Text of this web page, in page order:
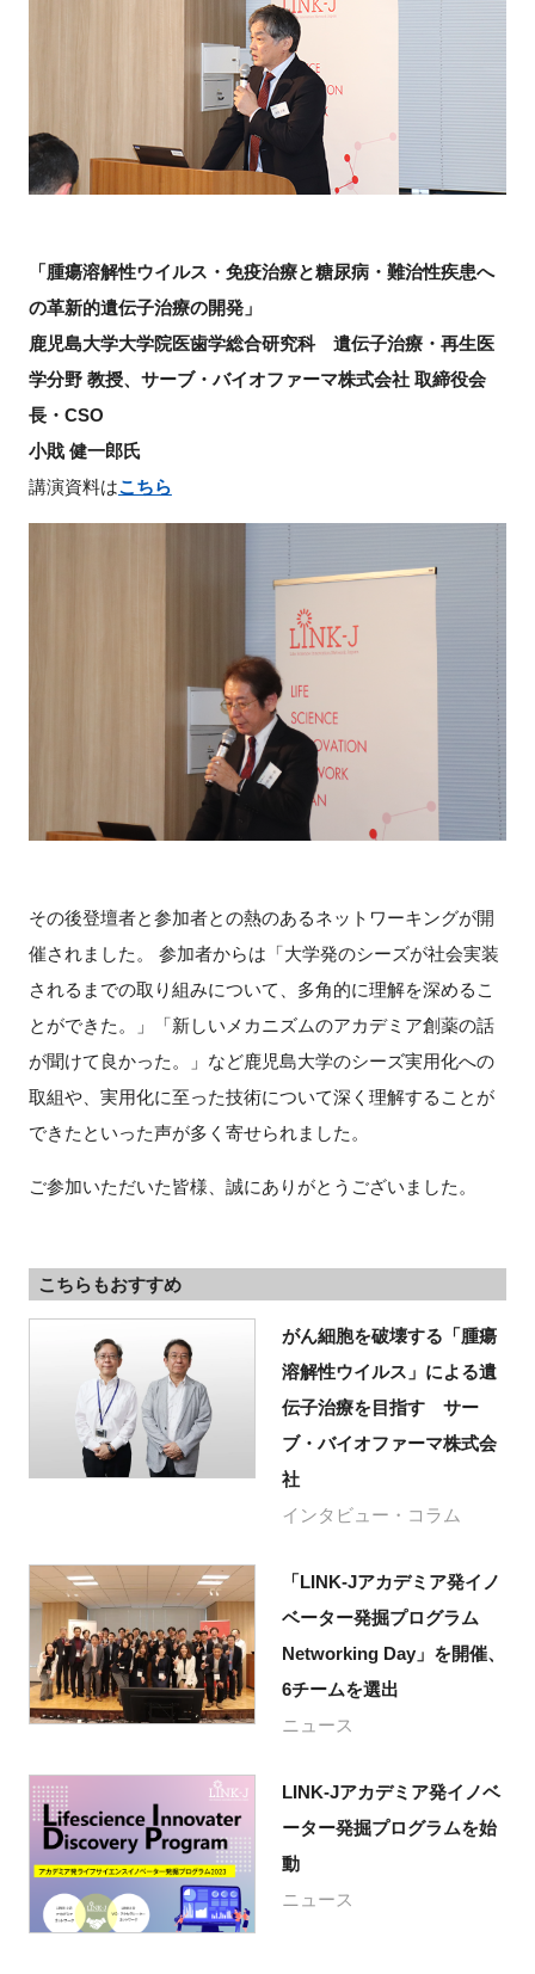
「腫瘍溶解性ウイルス・免疫治療と糖尿病・難治性疾患へ
の革新的遺伝子治療の開発」
鹿児島大学大学院医歯学総合研究科 遺伝子治療・再生医
学分野 教授、サーブ・バイオファーマ株式会社 取締役会
長・CSO
小戝 健一郎氏
講演資料はこちら
その後登壇者と参加者との熱のあるネットワーキングが開
催されました。 参加者からは「大学発のシーズが社会実装
されるまでの取り組みについて、多角的に理解を深めるこ
とができた。」「新しいメカニズムのアカデミア創薬の話
が聞けて良かった。」など鹿児島大学のシーズ実用化への
取組や、実用化に至った技術について深く理解することが
できたといった声が多く寄せられました。
ご参加いただいた皆様、誠にありがとうございました。
こちらもおすすめ
がん細胞を破壊する「腫瘍
溶解性ウイルス」による遺
伝子治療を目指す サー
ブ・バイオファーマ株式会
社
インタビュー・コラム
「LINK-Jアカデミア発イノ
ベーター発掘プログラム
Networking Day」を開催、
6チームを選出
ニュース
LINK-Jアカデミア発イノベ
ーター発掘プログラムを始
動
ニュース